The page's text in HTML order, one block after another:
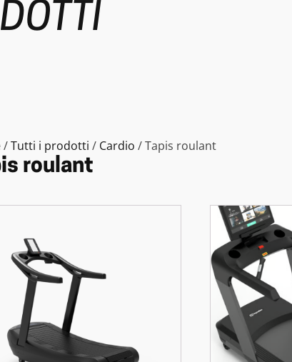
/Tutti i prodotti / Cardio / Tapis roulant
roulant